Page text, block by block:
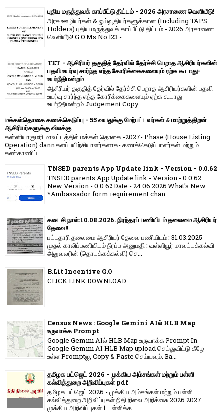
புதிய மருத்துவக் காப்பீட்டு திட்டம் - 2026 அரசாணை வெளியீடு!
அரசு ஊழியர்கள் & ஓய்வூதியர்களுக்கான (Including TAPS
Holders) புதிய மருத்துவக் காப்பீட்டு திட்டம் - 2026 அரசாணை
வெளியீடு! G.O.Ms.No.123 -...
TET - ஆசிரியர் தகுதித் தேர்வில் தேர்ச்சி பெறாத ஆசிரியர்களின்
பதவி உயர்வு சார்ந்த எந்த கோரிக்கைகளையும் ஏற்க கூடாது-
உயர்நீதிமன்றம்
ஆசிரியர் தகுதித் தேர்வில் தேர்ச்சி பெறாத ஆசிரியர்களின் பதவி
உயர்வு சார்ந்த எந்த கோரிக்கைகளையும் ஏற்க கூடாது-
உயர்நீதிமன்றம் Judgement Copy ...
மக்கள்தொகை கணக்கெடுப்பு - 55 வயதுக்கு மேற்பட்டவர்கள் & மாற்றுத்திறன்
ஆசிரியர்களுக்கு விலக்கு
கன்னியாகுமரி மாவட்டத்தில் மக்கள் தொகை -2027- Phase (House Listing
Operation) dann களப்பயிற்சியாளர்களாக- கணக்கெடுப்பாளர்கள் மற்றும்
கண்காணிப்...
TNSED parents App Update link - Version - 0.0.62
TNSED parents App Update link - Version - 0.0.62
New Version - 0.0.62 Date - 24.06.2026 What's New....
*Ambassador form requirement chan...
கடைசி நாள்:10.08.2026. நிரந்தரப் பணியிடம் தலைமை ஆசிரியர்
தேவை!!
பட்டதாரி தலைமை ஆசிரியர் தேவை பணியிடம் : 31.03.2025
முதல் காலிப்பணியிடம் நிரப்ப அனுமதி : வள்ளியூர் மாவட்டக்கல்வி
அலுவலரின் (தொடக்கக்கல்வி) செ...
B.Lit Incentive G.O
CLICK LINK DOWNLOAD
Census News : Google Gemini AIல் HLB Map
உருவாக்க Prompt
Google Gemini AIல் HLB Map உருவாக்க Prompt In
Google Gemini AI HLB Map upload செய்துவிட்டு கீழே
உள்ள Promptஐ, Copy & Paste செய்யவும். Ba...
தமிழக பட்ஜெட் 2026 - முக்கிய அம்சங்கள் மற்றும் பள்ளி
கல்வித்துறை அறிவிப்புகள் pdf
தமிழக பட்ஜெட் 2026 - முக்கிய அம்சங்கள் மற்றும் பள்ளி
கல்வித்துறை அறிவிப்புகள் நிதி நிலை அறிக்கை 2026 2027
முக்கிய அறிவிப்புகள் 1. பள்ளிக்க...